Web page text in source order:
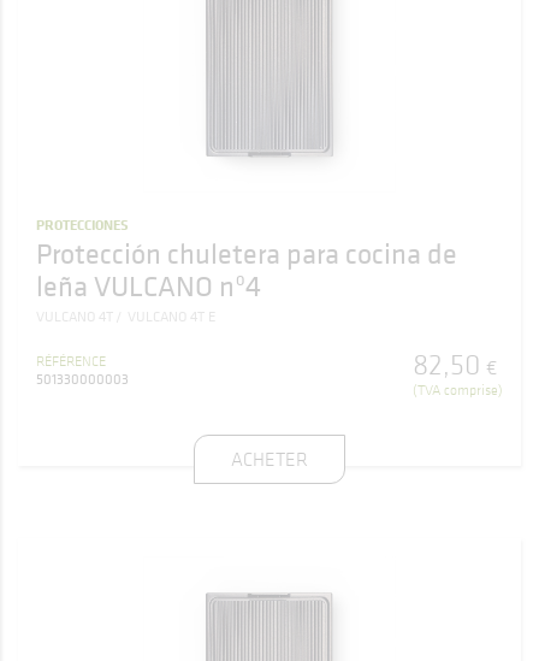
PROTECCIONES
Protección chuletera para cocina de
leña VULCANO nº4
VULCANO 4T VULCANO 4T E
RÉFÉRENCE
501330000003
82,50 €
(TVA comprise)
ACHETER